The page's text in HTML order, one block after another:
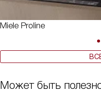
Miele Proline
Может быть